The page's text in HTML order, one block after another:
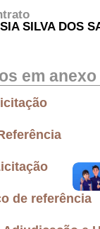
SILVA DOS
em anexo
de referência